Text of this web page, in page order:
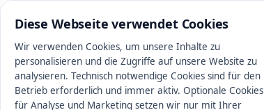
0511 13221100
Diese Webseite verwendet Cookies
Wir verwenden Cookies, um unsere Inhalte zu
personalisieren und die Zugriffe auf unsere Website zu
analysieren. Technisch notwendige Cookies sind für den
Betrieb erforderlich und immer aktiv. Optionale Cookies
für Analyse und Marketing setzen wir nur mit Ihrer